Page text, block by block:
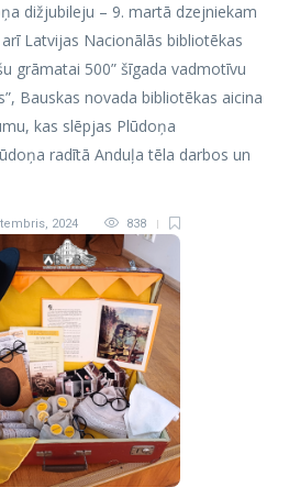
dižjubileju – 9. martā dzejniekam
Latvijas Nacionālās bibliotēkas
grāmatai 500” šīgada vadmotīvu
Bauskas novada bibliotēkas aicina
kas slēpjas Plūdoņa
radītā Anduļa tēla darbos un
2024 838